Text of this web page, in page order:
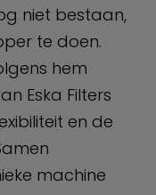
niet bestaan,
te doen.
hem
Eska Filters
en de
machine